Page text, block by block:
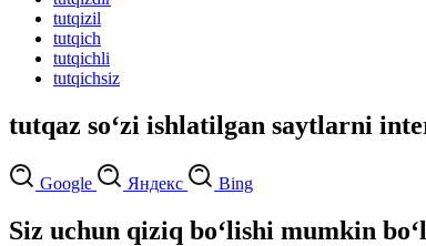
tutqizil
tutqich
tutqichli
tutqichsiz
tutqaz so‘zi ishlatilgan saytlarni
Google Яндекс Bing
Siz uchun qiziq bo‘lishi mumkin